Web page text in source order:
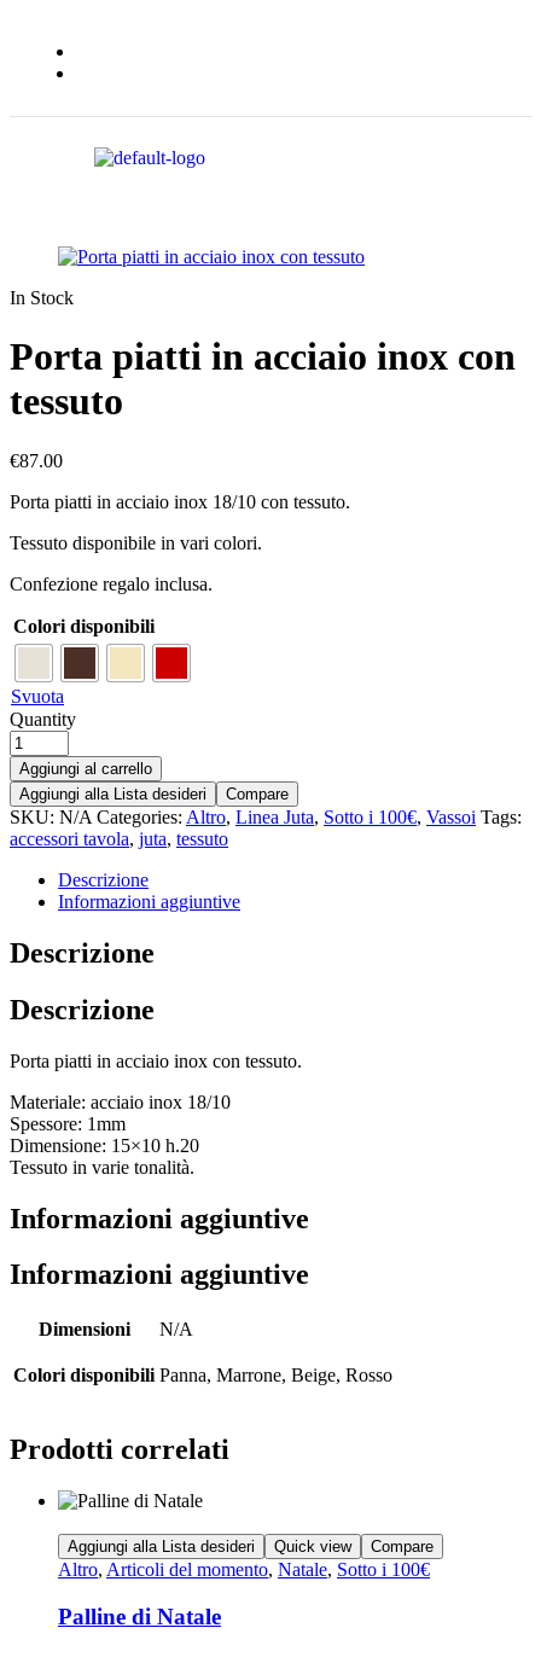
In Stock
Porta piatti in acciaio inox con
tessuto
€87.00
Porta piatti in acciaio inox 18/10 con tessuto.
Tessuto disponibile in vari colori.
Confezione regalo inclusa.
Colori disponibili
Svuota
Quantity
Aggiungi al carrello
Aggiungi alla Lista desideri
Compare
SKU: N/A Categories: Altro, Linea Juta, Sotto i 100€, Vassoi Tags:
accessori tavola, juta, tessuto
Descrizione
Informazioni aggiuntive
Descrizione
Descrizione
Porta piatti in acciaio inox con tessuto.
Materiale: acciaio inox 18/10
Spessore: 1mm
Dimensione: 15×10 h.20
Tessuto in varie tonalità.
Informazioni aggiuntive
Informazioni aggiuntive
Dimensioni N/A
Colori disponibili Panna, Marrone, Beige, Rosso
Prodotti correlati
Aggiungi alla Lista desideri Quick view Compare
Altro, Articoli del momento, Natale, Sotto i 100€
Palline di Natale